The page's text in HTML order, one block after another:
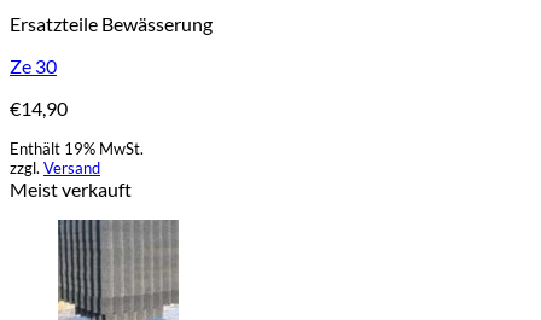
Ersatzteile Bewässerung
Ze 30
€14,90
Enthält 19% MwSt.
zzgl. Versand
Meist verkauft